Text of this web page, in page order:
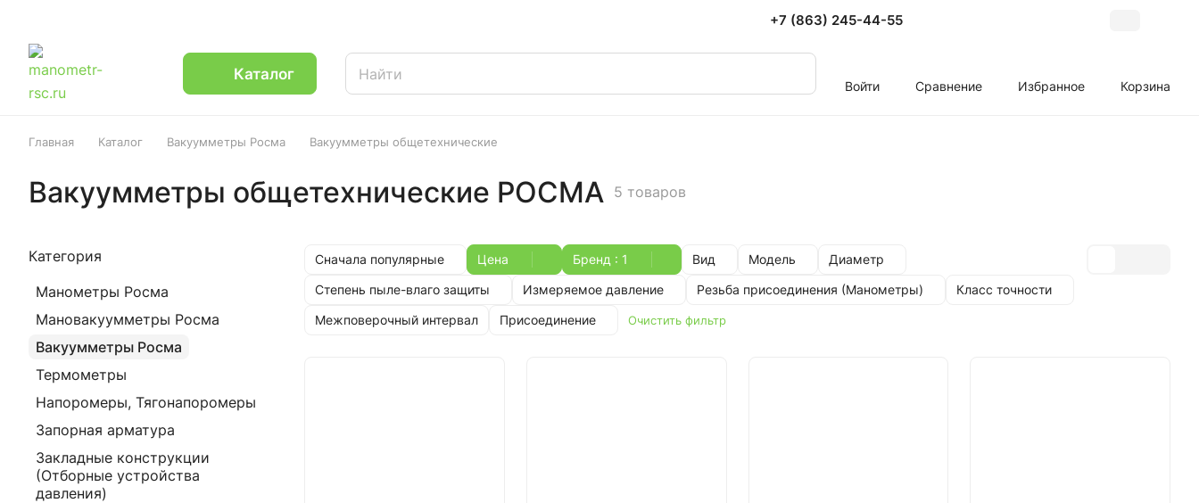
+7 (863) 245-44-55
Каталог
Войти Сравнение Избранное Корзина
Главная Каталог Вакуумметры Росма Вакуумметры общетехнические
Вакуумметры общетехнические РОСМА 5 товаров
Сначала популярные Цена Бренд : 1 Вид Модель
Диаметр
Степень пыле-влаго защиты
Измеряемое давление Резьба присоединения (Манометры)
Класс точности
Межповерочный интервал
Присоединение Очистить фильтр
Категория
Манометры Росма
Мановакуумметры Росма
Вакуумметры Росма
Термометры
Напоромеры, Тягонапоромеры
Запорная арматура
Закладные конструкции
(Отборные устройства
давления)